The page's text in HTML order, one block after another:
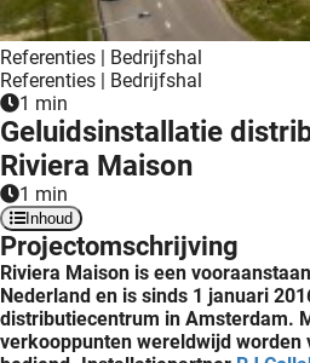
Referenties | Bedrijfshal
Referenties | Bedrijfshal
1 min
Geluidsinstallatie
Riviera Maison
1 min
Inhoud
Projectomschrijving
Riviera Maison is een
Nederland en is sinds 1 januari
distributiecentrum in Amsterdam.
verkooppunten wereldwijd worden
kan de
niet
worden
om
te
over